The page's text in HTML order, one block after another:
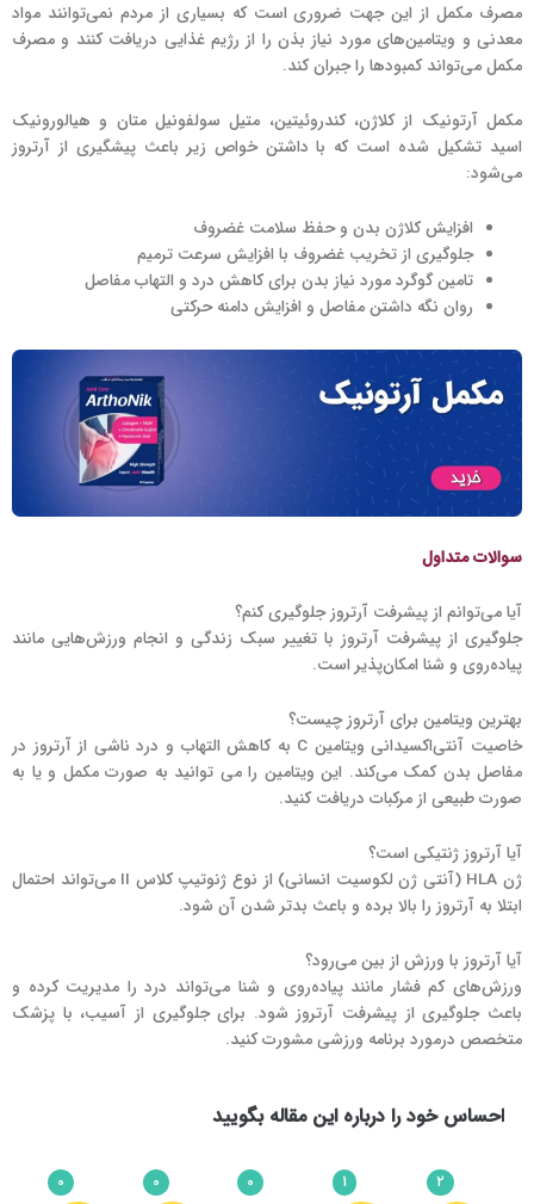
مصرف مکمل از این جهت ضروری است که بسیاری از مردم نمی‌توانند مواد
معدنی و ویتامین‌های مورد نیاز بذن را از رژیم غذایی دریافت کنند و مصرف
مکمل می‌تواند کمبودها را جبران کند.
مکمل آرتونیک از کلاژن، کندروئیتین، متیل سولفونیل متان و هیالورونیک
اسید تشکیل شده است که با داشتن خواص زیر باعث پیشگیری از آرتروز
می‌شود:
افزایش کلاژن بدن و حفظ سلامت غضروف
جلوگیری از تخریب غضروف با افزایش سرعت ترمیم
تامین گوگرد مورد نیاز بدن برای کاهش درد و التهاب مفاصل
روان نگه داشتن مفاصل و افزایش دامنه حرکتی
سوالات متداول
آیا می‌توانم از پیشرفت آرتروز جلوگیری کنم؟
جلوگیری از پیشرفت آرتروز با تغییر سبک زندگی و انجام ورزش‌هایی مانند
پیاده‌روی و شنا امکان‌پذیر است.
بهترین ویتامین برای آرتروز چیست؟
خاصیت آنتی‌اکسیدانی ویتامین C به کاهش التهاب و درد ناشی از آرتروز در
مفاصل بدن کمک می‌کند. این ویتامین را می توانید به صورت مکمل و یا به
صورت طبیعی از مرکبات دریافت کنید.
آیا آرتروز ژنتیکی است؟
ژن‌ HLA (آنتی ژن لکوسیت انسانی) از نوع ژنوتیپ کلاس II می‌تواند احتمال
ابتلا به آرتروز را بالا برده و باعث بدتر شدن آن شود.
آیا آرتروز با ورزش از بین می‌رود؟
ورزش‌های کم فشار مانند پیاده‌روی و شنا می‌تواند درد را مدیریت کرده و
باعث جلوگیری از پیشرفت آرتروز شود. برای جلوگیری از آسیب، با پزشک
متخصص درمورد برنامه ورزشی مشورت کنید.
احساس خود را درباره این مقاله بگویید
2
1
0
0
0